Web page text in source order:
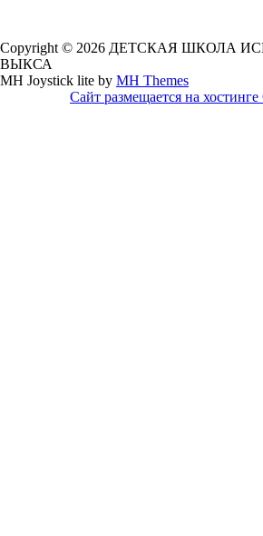
Copyright © 2026 ДЕТСКАЯ ШКОЛА
ВЫКСА
MH Joystick lite by MH Themes
Сайт размещается на